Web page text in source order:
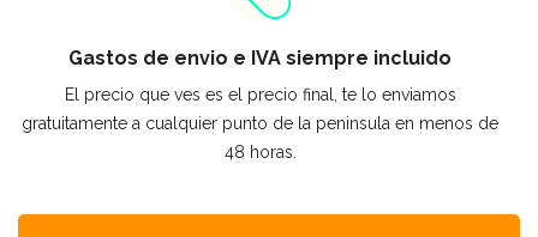
Gastos de envio e IVA siempre incluido
El precio que ves es el precio final, te lo enviamos
gratuitamente a cualquier punto de la peninsula en menos de
48 horas.